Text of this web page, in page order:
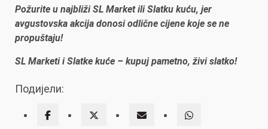
Požurite u najbliži SL Market ili Slatku kuću, jer
avgustovska akcija donosi odlične cijene koje se ne
propuštaju!
SL Marketi i Slatke kuće – kupuj pametno, živi slatko!
Подијели: